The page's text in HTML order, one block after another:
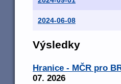
2024-06-08
Výsledky
Hranice - MČR pro
07. 2026